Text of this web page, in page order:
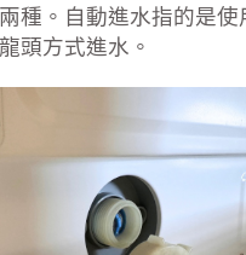
種。自動進水指的是使
頭方式進水。